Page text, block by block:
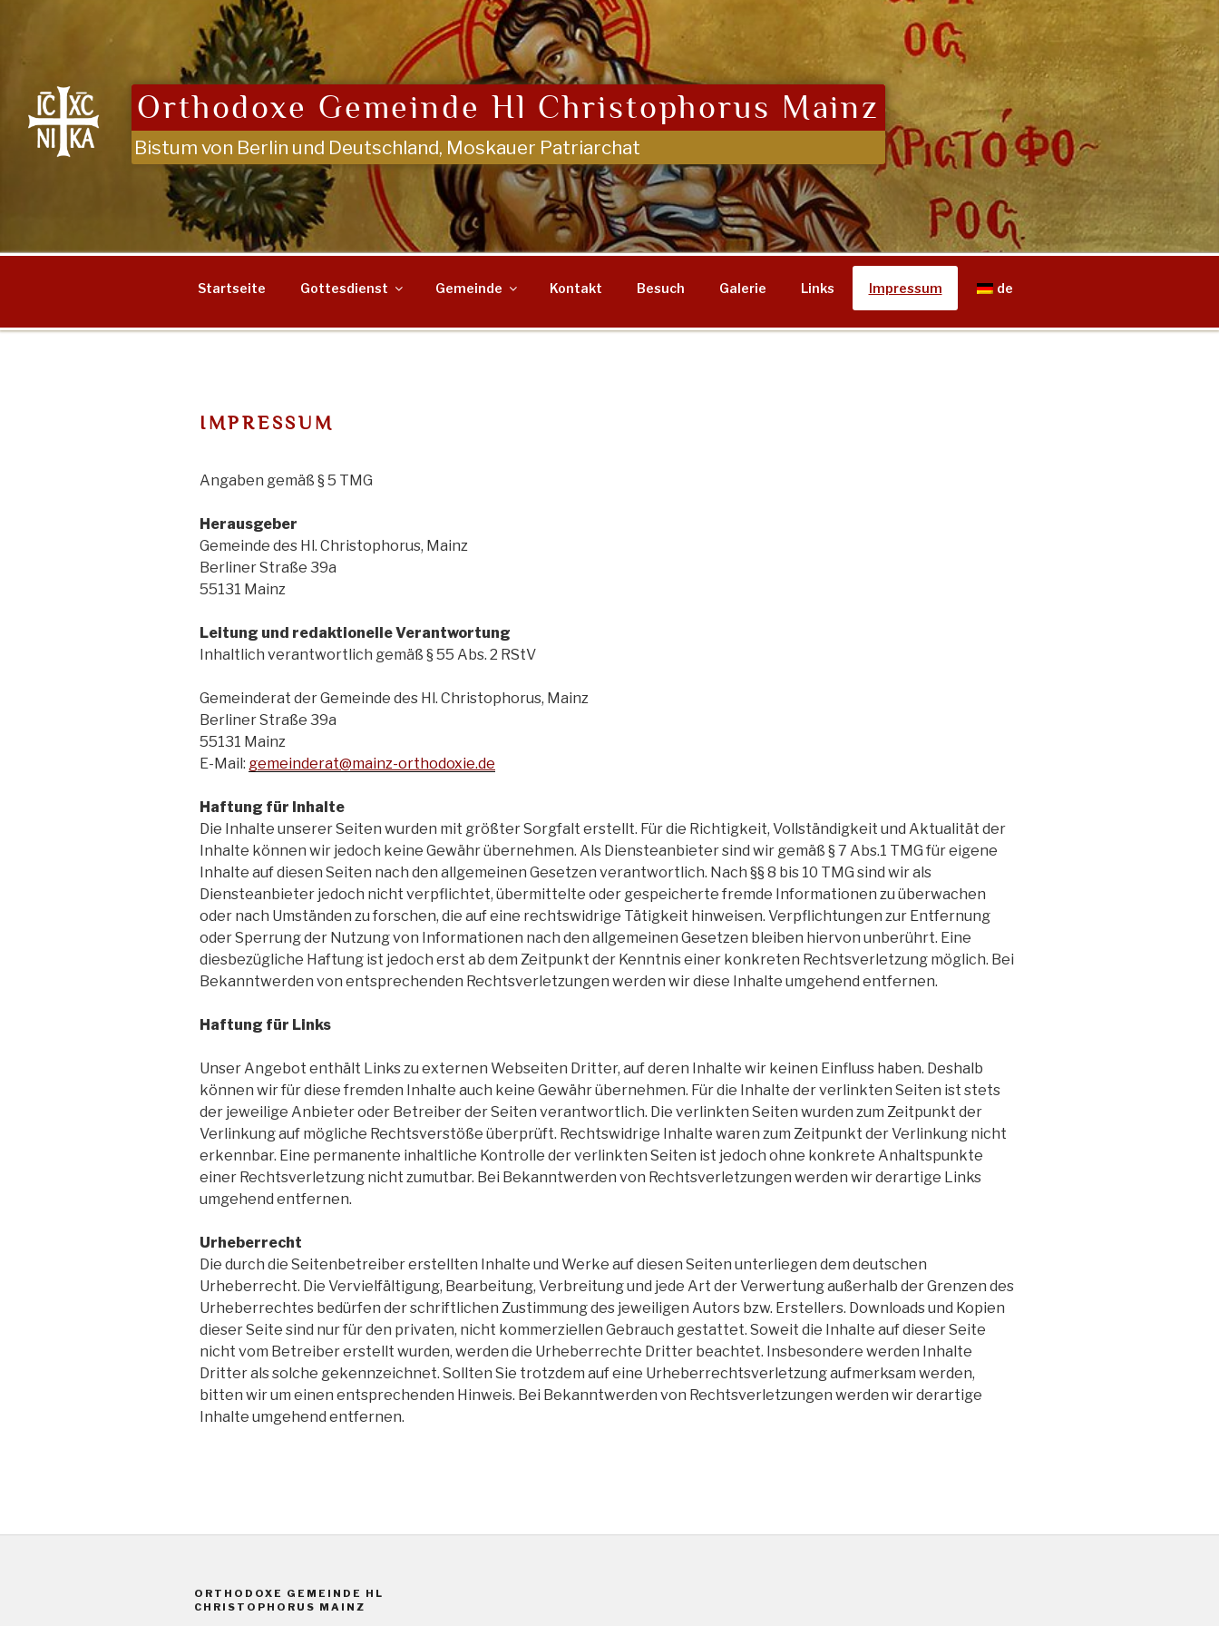
Orthodoxe Gemeinde Hl Christophorus Mainz
Bistum von Berlin und Deutschland, Moskauer Patriarchat
Startseite Gottesdienst Gemeinde Kontakt Besuch Galerie Links Impressum de
IMPRESSUM
Angaben gemäß § 5 TMG
Herausgeber
Gemeinde des Hl. Christophorus, Mainz
Berliner Straße 39a
55131 Mainz
Leitung und redaktionelle Verantwortung
Inhaltlich verantwortlich gemäß § 55 Abs. 2 RStV
Gemeinderat der Gemeinde des Hl. Christophorus, Mainz
Berliner Straße 39a
55131 Mainz
E-Mail: gemeinderat@mainz-orthodoxie.de
Haftung für Inhalte
Die Inhalte unserer Seiten wurden mit größter Sorgfalt erstellt. Für die Richtigkeit, Vollständigkeit und Aktualität der
Inhalte können wir jedoch keine Gewähr übernehmen. Als Diensteanbieter sind wir gemäß § 7 Abs.1 TMG für eigene
Inhalte auf diesen Seiten nach den allgemeinen Gesetzen verantwortlich. Nach §§ 8 bis 10 TMG sind wir als
Diensteanbieter jedoch nicht verpflichtet, übermittelte oder gespeicherte fremde Informationen zu überwachen
oder nach Umständen zu forschen, die auf eine rechtswidrige Tätigkeit hinweisen. Verpflichtungen zur Entfernung
oder Sperrung der Nutzung von Informationen nach den allgemeinen Gesetzen bleiben hiervon unberührt. Eine
diesbezügliche Haftung ist jedoch erst ab dem Zeitpunkt der Kenntnis einer konkreten Rechtsverletzung möglich. Bei
Bekanntwerden von entsprechenden Rechtsverletzungen werden wir diese Inhalte umgehend entfernen.
Haftung für Links
Unser Angebot enthält Links zu externen Webseiten Dritter, auf deren Inhalte wir keinen Einfluss haben. Deshalb
können wir für diese fremden Inhalte auch keine Gewähr übernehmen. Für die Inhalte der verlinkten Seiten ist stets
der jeweilige Anbieter oder Betreiber der Seiten verantwortlich. Die verlinkten Seiten wurden zum Zeitpunkt der
Verlinkung auf mögliche Rechtsverstöße überprüft. Rechtswidrige Inhalte waren zum Zeitpunkt der Verlinkung nicht
erkennbar. Eine permanente inhaltliche Kontrolle der verlinkten Seiten ist jedoch ohne konkrete Anhaltspunkte
einer Rechtsverletzung nicht zumutbar. Bei Bekanntwerden von Rechtsverletzungen werden wir derartige Links
umgehend entfernen.
Urheberrecht
Die durch die Seitenbetreiber erstellten Inhalte und Werke auf diesen Seiten unterliegen dem deutschen
Urheberrecht. Die Vervielfältigung, Bearbeitung, Verbreitung und jede Art der Verwertung außerhalb der Grenzen des
Urheberrechtes bedürfen der schriftlichen Zustimmung des jeweiligen Autors bzw. Erstellers. Downloads und Kopien
dieser Seite sind nur für den privaten, nicht kommerziellen Gebrauch gestattet. Soweit die Inhalte auf dieser Seite
nicht vom Betreiber erstellt wurden, werden die Urheberrechte Dritter beachtet. Insbesondere werden Inhalte
Dritter als solche gekennzeichnet. Sollten Sie trotzdem auf eine Urheberrechtsverletzung aufmerksam werden,
bitten wir um einen entsprechenden Hinweis. Bei Bekanntwerden von Rechtsverletzungen werden wir derartige
Inhalte umgehend entfernen.
ORTHODOXE GEMEINDE HL
CHRISTOPHORUS MAINZ